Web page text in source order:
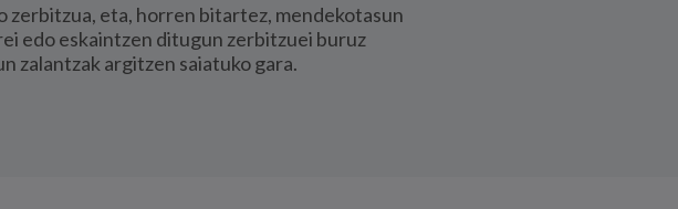
zerbitzua, eta, horren bitartez, mendekotasun
edo eskaintzen ditugun zerbitzuei buruz
zalantzak argitzen saiatuko gara.